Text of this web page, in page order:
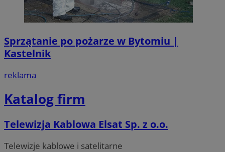
Sprzątanie po pożarze w Bytomiu |
Kastelnik
reklama
Katalog firm
Telewizja Kablowa Elsat Sp. z o.o.
Telewizje kablowe i satelitarne